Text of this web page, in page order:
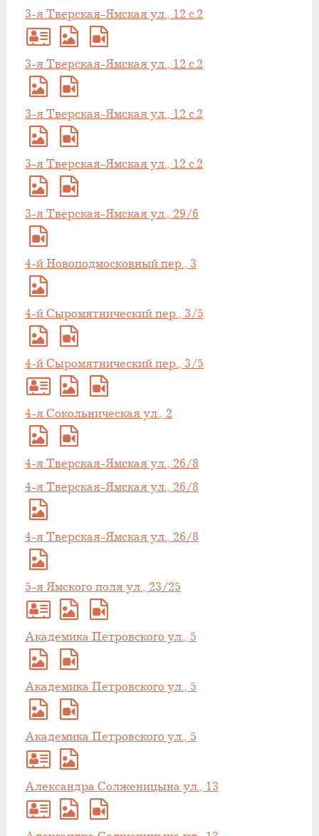
3-я Тверская-Ямская ул., 12 с.2
3-я Тверская-Ямская ул., 12 с.2
3-я Тверская-Ямская ул., 12 с.2
3-я Тверская-Ямская ул., 12 с.2
3-я Тверская-Ямская ул., 29/6
4-й Новоподмосковный пер., 3
4-й Сыромятнический пер., 3/5
4-й Сыромятнический пер., 3/5
4-я Сокольническая ул., 2
4-я Тверская-Ямская ул., 26/8
4-я Тверская-Ямская ул., 26/8
4-я Тверская-Ямская ул., 26/8
5-я Ямского поля ул., 23/25
Академика Петровского ул., 5
Академика Петровского ул., 5
Академика Петровского ул., 5
Александра Солженицына ул., 13